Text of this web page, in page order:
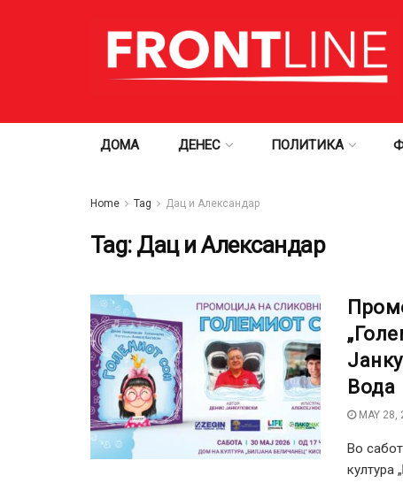
ДОМА ДЕНЕС ПОЛИТИКА
Home Tag Дац и Александар
Tag: Дац и Александар
Вода
MAY 28,
Во
култура